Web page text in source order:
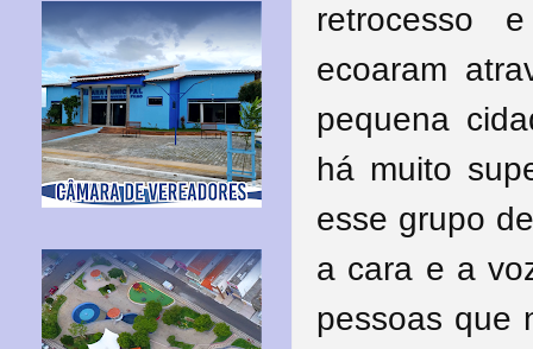
retrocesso
ecoaram
pequena
há muito
esse grupo
a cara e a
pessoas que